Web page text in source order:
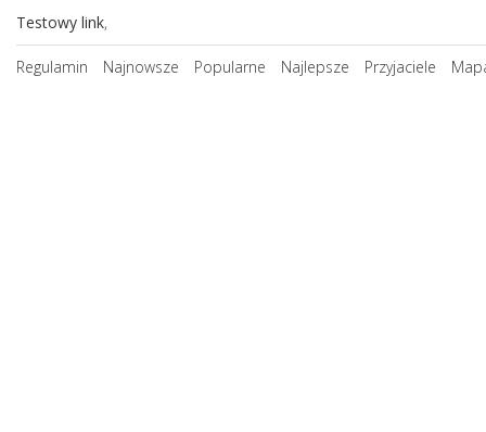
Testowy link,
Regulamin Najnowsze Popularne Najlepsze Przyjaciele